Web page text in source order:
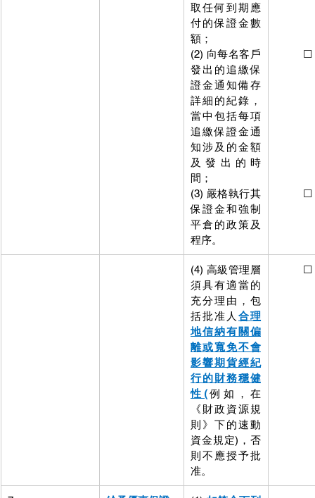
取任何到期應
付的保證金數
額；
(2) 向每名客戶
發出的追繳保
證金通知備存
詳細的紀錄，
當中包括每項
追繳保證金通
知涉及的金額
及發出的時
間；
(3) 嚴格執行其
保證金和強制
平倉的政策及
程序。
☐
(4) 高級管理層
須具有適當的
充分理由，包
括批准人 合理
地信納有關偏
離或寬免不會
影響期貨經紀
行的財務穩健
性(例如，在
《財政資源規
則》下的速動
資金規定)，否
則不應授予批
准。
☐